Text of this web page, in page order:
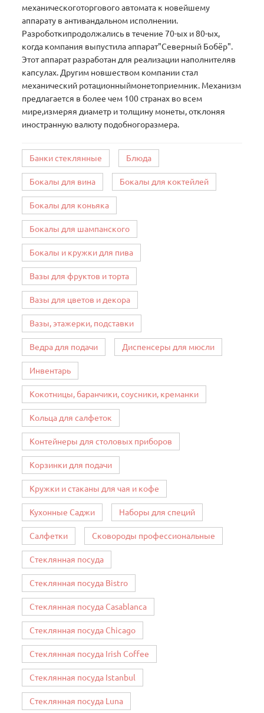
механическоготоргового автомата к новейшему
аппарату в антивандальном исполнении.
Разроботкипродолжались в течение 70-ых и 80-ых,
когда компания выпустила аппарат"Северный Бобёр".
Этот аппарат разработан для реализации наполнителяв
капсулах. Другим новшеством компании стал
механический ротационныймонетоприемник. Механизм
предлагается в более чем 100 странах во всем
мире,измеряя диаметр и толщину монеты, отклоняя
иностранную валюту подобногоразмера.
Банки стеклянные Блюда
Бокалы для вина Бокалы для коктейлей
Бокалы для коньяка
Бокалы для шампанского
Бокалы и кружки для пива
Вазы для фруктов и торта
Вазы для цветов и декора
Вазы, этажерки, подставки
Ведра для подачи Диспенсеры для мюсли
Инвентарь
Кокотницы, баранчики, соусники, креманки
Кольца для салфеток
Контейнеры для столовых приборов
Корзинки для подачи
Кружки и стаканы для чая и кофе
Кухонные Саджи Наборы для специй
Салфетки Сковороды профессиональные
Стеклянная посуда
Стеклянная посуда Bistro
Стеклянная посуда Casablanca
Стеклянная посуда Chicago
Стеклянная посуда Irish Coffee
Стеклянная посуда Istanbul
Стеклянная посуда Luna